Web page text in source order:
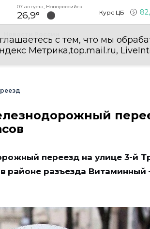
07 августа, Новороссийск
26,9° Курс ЦБ
с тем, что мы
Метрика,top.mail.ru,
переезд на улице 3-й
районе разъезда Витаминный